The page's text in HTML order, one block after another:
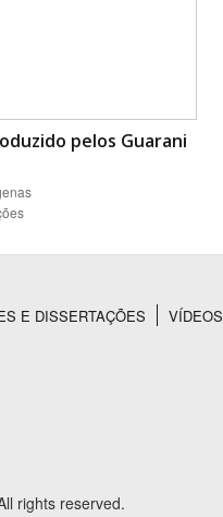
pelos Guarani
E DISSERTAÇÕES VÍDEOS
rights reserved.